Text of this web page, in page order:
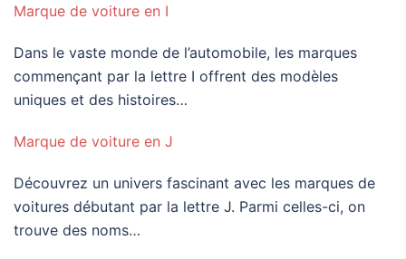
Marque de voiture en I
Dans le vaste monde de l’automobile, les marques
commençant par la lettre I offrent des modèles
uniques et des histoires…
Marque de voiture en J
Découvrez un univers fascinant avec les marques de
voitures débutant par la lettre J. Parmi celles-ci, on
trouve des noms…